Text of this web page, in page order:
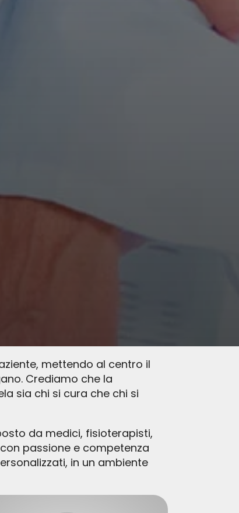
mettendo al centro il
Crediamo che la
sia chi si cura che chi si
da medici, fisioterapisti,
passione e competenza
in un ambiente